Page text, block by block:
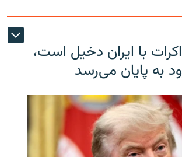
با ایران دخیل است،
به پایان می‌رسد